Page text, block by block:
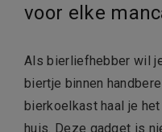
voor elke
Als bierliefhebber wil
biertje binnen
bierkoelkast haal je
huis. Deze gadget is